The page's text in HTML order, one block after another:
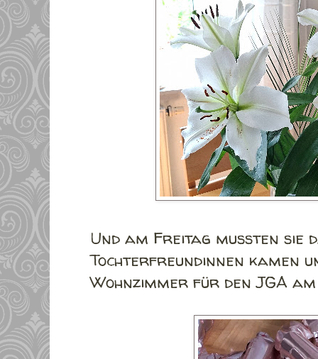
Und am Freitag mussten sie
Tochterfreundinnen kamen
Wohnzimmer für den JGA